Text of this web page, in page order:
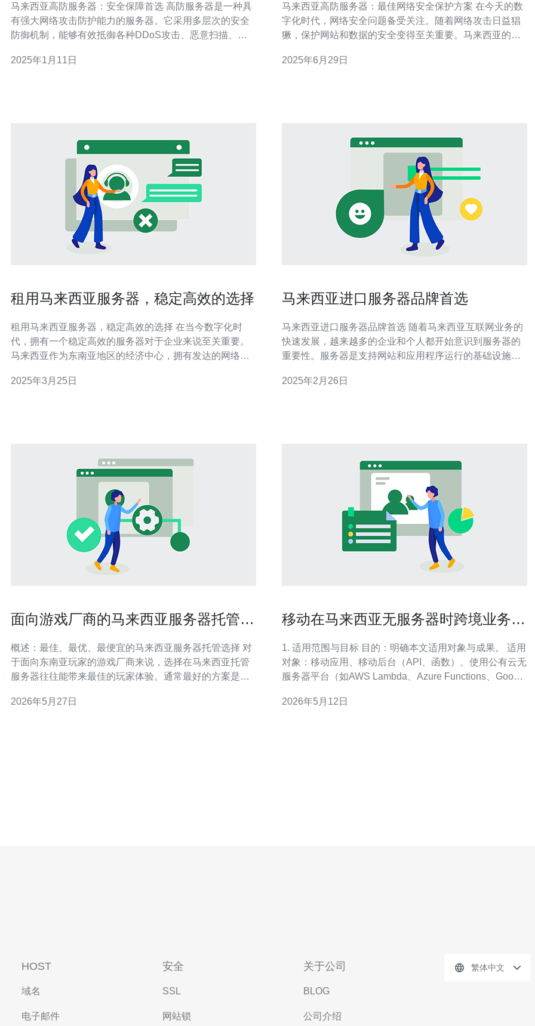
马来西亚高防服务器：安全保障首选 高防服务器是一种具
有强大网络攻击防护能力的服务器。它采用多层次的安全
防御机制，能够有效抵御各种DDoS攻击、恶意扫描、
网络枢纽，拥有先进的网络基础设施和高度发达的信息技
2025年1月11日
马来西亚高防服务器：最佳网络安全保护方案 在今天的数
字化时代，网络安全问题备受关注。随着网络攻击日益猖
獗，保护网站和数据的安全变得至关重要。马来西亚的高
了最佳的网络安全保护方案。 高防服务器是一种专门设计
2025年6月29日
租用马来西亚服务器，稳定高效的选择
租用马来西亚服务器，稳定高效的选择 在当今数字化时
代，拥有一个稳定高效的服务器对于企业来说至关重要。
马来西亚作为东南亚地区的经济中心，拥有发达的网络基
服务器的理想地点。 马来西亚的服务器提供商在提供稳定
2025年3月25日
马来西亚进口服务器品牌首选
马来西亚进口服务器品牌首选 随着马来西亚互联网业务的
快速发展，越来越多的企业和个人都开始意识到服务器的
重要性。服务器是支持网站和应用程序运行的基础设施，
择合适的服务器品牌成为了许多企业和个人面临的挑战。
2025年2月26日
面向游戏厂商的马来西亚服务器托管延
概述：最佳、最优、最便宜的马来西亚服务器托管选择 对
于面向东南亚玩家的游戏厂商来说，选择在马来西亚托管
服务器往往能带来最佳的玩家体验。通常最好的方案是采
与最低延迟；最佳的性价比（即最便宜且可接受延迟）的
2026年5月27日
移动在马来西亚无服务器时跨境业务的
1. 适用范围与目标 目的：明确本文适用对象与成果。 适用
对象：移动应用、移动后台（API、函数）、使用公有云无
服务器平台（如AWS Lambda、Azure Functions、Google
务。 预期成果：让你能逐步完成合规检查、技术落地、合
2026年5月12日
HOST
域名
电子邮件
安全
SSL
网站锁
关于公司
BLOG
公司介绍
繁体中文